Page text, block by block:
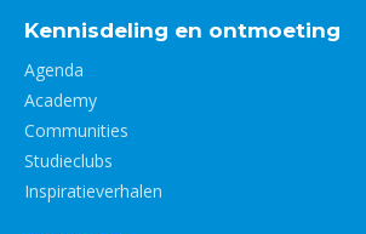
Kennisdeling en ontmoeting
Agenda
Academy
Communities
Studieclubs
Inspiratieverhalen